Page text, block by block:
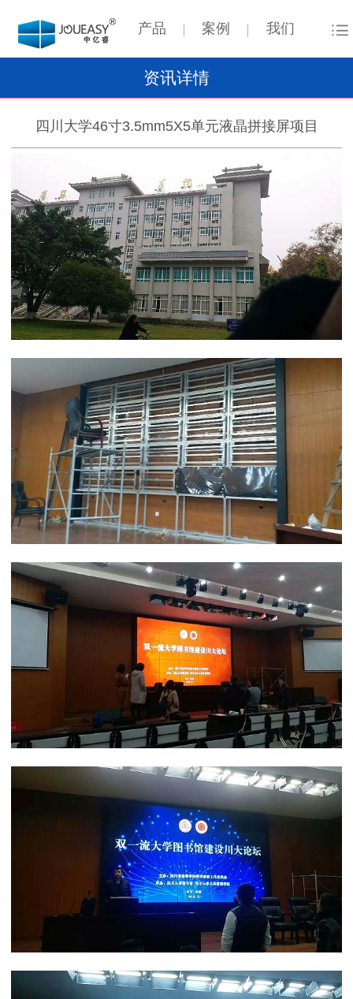
产品 案例 我们
资讯详情
四川大学46寸3.5mm5X5单元液晶拼接屏项目